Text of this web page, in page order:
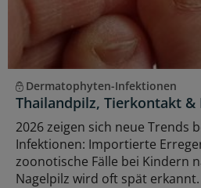
Dermatophyten-Infektionen
Thailandpilz, Tierkontakt &
2026 zeigen sich neue Trends
Infektionen: Importierte
zoonotische Fälle bei Kindern
Nagelpilz wird oft spät erkannt.